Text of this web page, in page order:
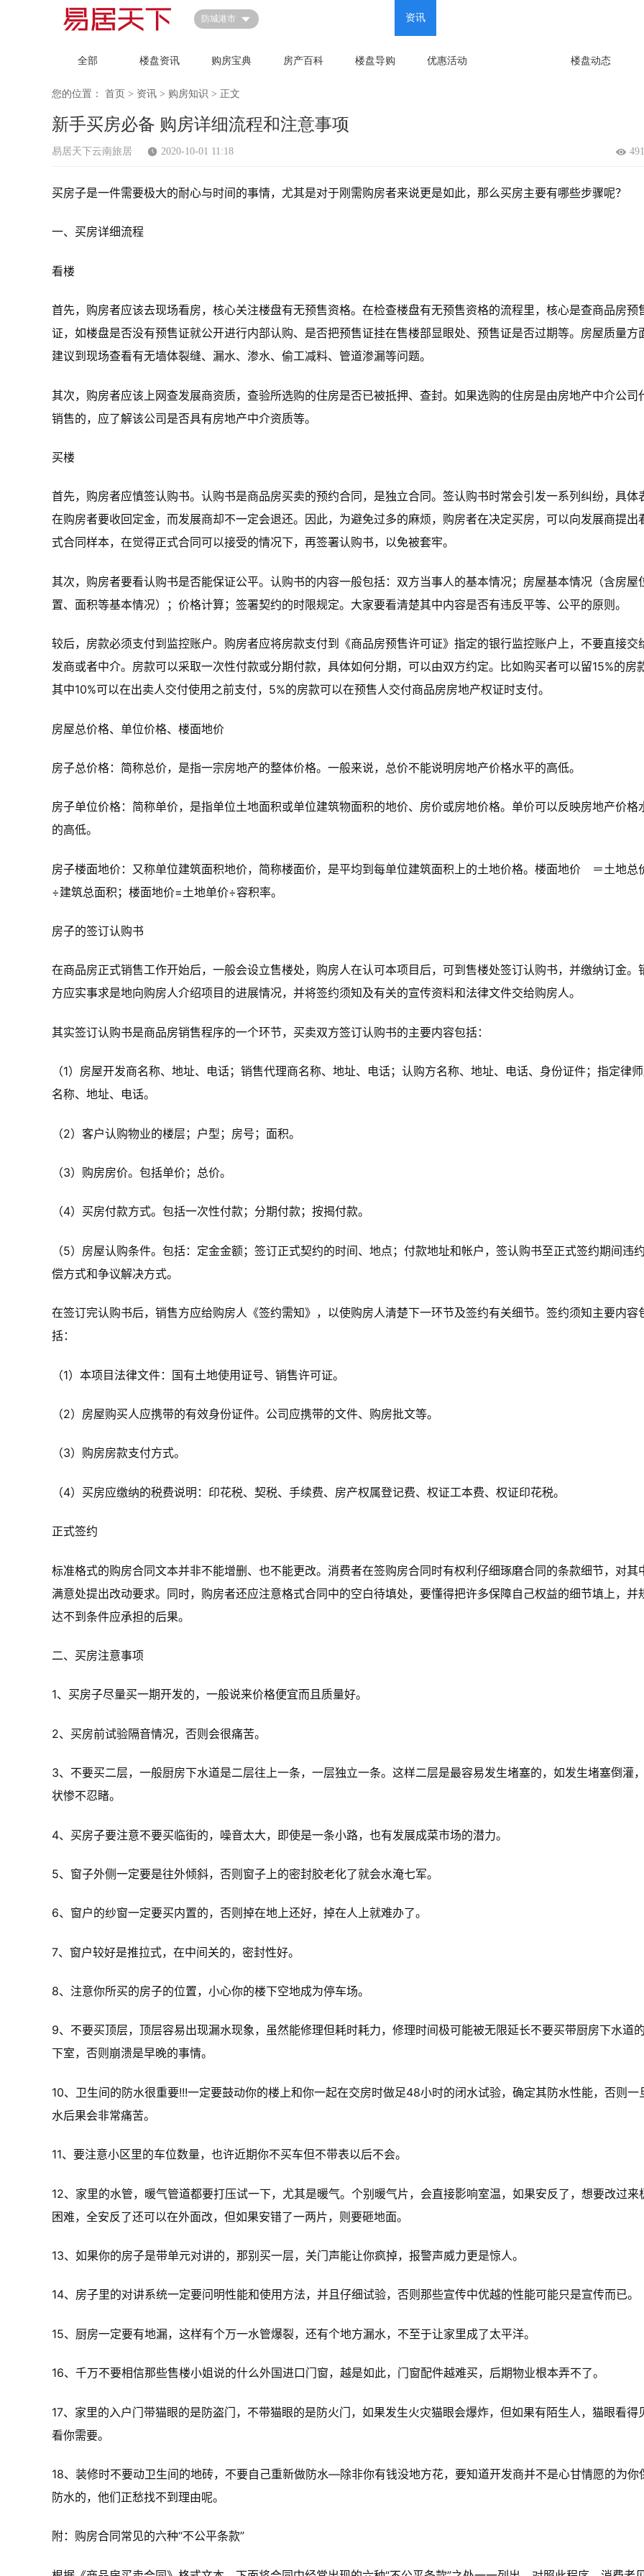
防城港市 资讯
全部 楼盘资讯 购房宝典 房产百科 楼盘导购 优惠活动 楼盘动态
您的位置： 首页 > 资讯 > 购房知识 > 正文
新手买房必备 购房详细流程和注意事项
易居天下云南旅居 2020-10-01 11:18
买房子是一件需要极大的耐心与时间的事情，尤其是对于刚需购房者来说更是如此，那么买房主要有哪些步骤呢？
一、买房详细流程
看楼
首先，购房者应该去现场看房，核心关注楼盘有无预售资格。在检查楼盘有无预售资格的流程里，核心是查商品房预
证，如楼盘是否没有预售证就公开进行内部认购、是否把预售证挂在售楼部显眼处、预售证是否过期等。房屋质量方
建议到现场查看有无墙体裂缝、漏水、渗水、偷工减料、管道渗漏等问题。
其次，购房者应该上网查发展商资质，查验所选购的住房是否已被抵押、查封。如果选购的住房是由房地产中介公司
销售的，应了解该公司是否具有房地产中介资质等。
买楼
首先，购房者应慎签认购书。认购书是商品房买卖的预约合同，是独立合同。签认购书时常会引发一系列纠纷，具体
在购房者要收回定金，而发展商却不一定会退还。因此，为避免过多的麻烦，购房者在决定买房，可以向发展商提出
式合同样本，在觉得正式合同可以接受的情况下，再签署认购书，以免被套牢。
其次，购房者要看认购书是否能保证公平。认购书的内容一般包括：双方当事人的基本情况；房屋基本情况（含房屋
置、面积等基本情况）；价格计算；签署契约的时限规定。大家要看清楚其中内容是否有违反平等、公平的原则。
较后，房款必须支付到监控账户。购房者应将房款支付到《商品房预售许可证》指定的银行监控账户上，不要直接交
发商或者中介。房款可以采取一次性付款或分期付款，具体如何分期，可以由双方约定。比如购买者可以留15%的房
其中10%可以在出卖人交付使用之前支付，5%的房款可以在预售人交付商品房房地产权证时支付。
房屋总价格、单位价格、楼面地价
房子总价格：简称总价，是指一宗房地产的整体价格。一般来说，总价不能说明房地产价格水平的高低。
房子单位价格：简称单价，是指单位土地面积或单位建筑物面积的地价、房价或房地价格。单价可以反映房地产价格
的高低。
房子楼面地价：又称单位建筑面积地价，简称楼面价，是平均到每单位建筑面积上的土地价格。楼面地价 ＝土地总
÷建筑总面积；楼面地价=土地单价÷容积率。
房子的签订认购书
在商品房正式销售工作开始后，一般会设立售楼处，购房人在认可本项目后，可到售楼处签订认购书，并缴纳订金。
方应实事求是地向购房人介绍项目的进展情况，并将签约须知及有关的宣传资料和法律文件交给购房人。
其实签订认购书是商品房销售程序的一个环节，买卖双方签订认购书的主要内容包括：
（1）房屋开发商名称、地址、电话；销售代理商名称、地址、电话；认购方名称、地址、电话、身份证件；指定律
名称、地址、电话。
（2）客户认购物业的楼层；户型；房号；面积。
（3）购房房价。包括单价；总价。
（4）买房付款方式。包括一次性付款；分期付款；按揭付款。
（5）房屋认购条件。包括：定金金额；签订正式契约的时间、地点；付款地址和帐户，签认购书至正式签约期间违
偿方式和争议解决方式。
在签订完认购书后，销售方应给购房人《签约需知》，以使购房人清楚下一环节及签约有关细节。签约须知主要内容
括：
（1）本项目法律文件：国有土地使用证号、销售许可证。
（2）房屋购买人应携带的有效身份证件。公司应携带的文件、购房批文等。
（3）购房房款支付方式。
（4）买房应缴纳的税费说明：印花税、契税、手续费、房产权属登记费、权证工本费、权证印花税。
正式签约
标准格式的购房合同文本并非不能增删、也不能更改。消费者在签购房合同时有权利仔细琢磨合同的条款细节，对其
满意处提出改动要求。同时，购房者还应注意格式合同中的空白待填处，要懂得把许多保障自己权益的细节填上，并
达不到条件应承担的后果。
二、买房注意事项
1、买房子尽量买一期开发的，一般说来价格便宜而且质量好。
2、买房前试验隔音情况，否则会很痛苦。
3、不要买二层，一般厨房下水道是二层往上一条，一层独立一条。这样二层是最容易发生堵塞的，如发生堵塞倒灌
状惨不忍睹。
4、买房子要注意不要买临街的，噪音太大，即使是一条小路，也有发展成菜市场的潜力。
5、窗子外侧一定要是往外倾斜，否则窗子上的密封胶老化了就会水淹七军。
6、窗户的纱窗一定要买内置的，否则掉在地上还好，掉在人上就难办了。
7、窗户较好是推拉式，在中间关的，密封性好。
8、注意你所买的房子的位置，小心你的楼下空地成为停车场。
9、不要买顶层，顶层容易出现漏水现象，虽然能修理但耗时耗力，修理时间极可能被无限延长不要买带厨房下水道
下室，否则崩溃是早晚的事情。
10、卫生间的防水很重要!!!一定要鼓动你的楼上和你一起在交房时做足48小时的闭水试验，确定其防水性能，否则一
水后果会非常痛苦。
11、要注意小区里的车位数量，也许近期你不买车但不带表以后不会。
12、家里的水管，暖气管道都要打压试一下，尤其是暖气。个别暖气片，会直接影响室温，如果安反了，想要改过来
困难，全安反了还可以在外面改，但如果安错了一两片，则要砸地面。
13、如果你的房子是带单元对讲的，那别买一层，关门声能让你疯掉，报警声威力更是惊人。
14、房子里的对讲系统一定要问明性能和使用方法，并且仔细试验，否则那些宣传中优越的性能可能只是宣传而已。
15、厨房一定要有地漏，这样有个万一水管爆裂，还有个地方漏水，不至于让家里成了太平洋。
16、千万不要相信那些售楼小姐说的什么外国进口门窗，越是如此，门窗配件越难买，后期物业根本弄不了。
17、家里的入户门带猫眼的是防盗门，不带猫眼的是防火门，如果发生火灾猫眼会爆炸，但如果有陌生人，猫眼看得
看你需要。
18、装修时不要动卫生间的地砖，不要自己重新做防水—除非你有钱没地方花，要知道开发商并不是心甘情愿的为你
防水的，他们正愁找不到理由呢。
附：购房合同常见的六种“不公平条款”